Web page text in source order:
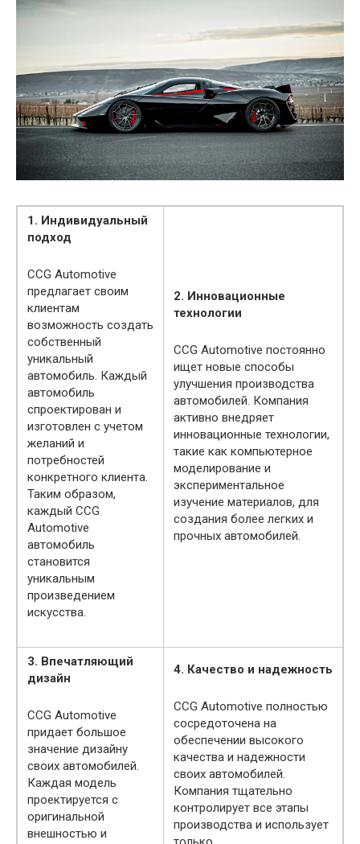
1. Индивидуальный
подход
CCG Automotive
предлагает своим
клиентам
возможность создать
собственный
уникальный
автомобиль. Каждый
автомобиль
спроектирован и
изготовлен с учетом
желаний и
потребностей
конкретного клиента.
Таким образом,
каждый CCG
Automotive
автомобиль
становится
уникальным
произведением
искусства.
2. Инновационные
технологии
CCG Automotive постоянно
ищет новые способы
улучшения производства
автомобилей. Компания
активно внедряет
инновационные технологии,
такие как компьютерное
моделирование и
экспериментальное
изучение материалов, для
создания более легких и
прочных автомобилей.
3. Впечатляющий
дизайн
CCG Automotive
придает большое
значение дизайну
своих автомобилей.
Каждая модель
проектируется с
оригинальной
внешностью и
4. Качество и надежность
CCG Automotive полностью
сосредоточена на
обеспечении высокого
качества и надежности
своих автомобилей.
Компания тщательно
контролирует все этапы
производства и использует